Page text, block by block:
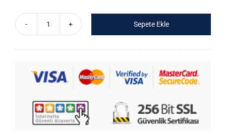
adet
Sepete Ekle